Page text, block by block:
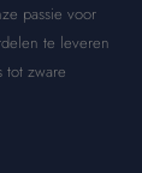
passie voor
te leveren
tot zware